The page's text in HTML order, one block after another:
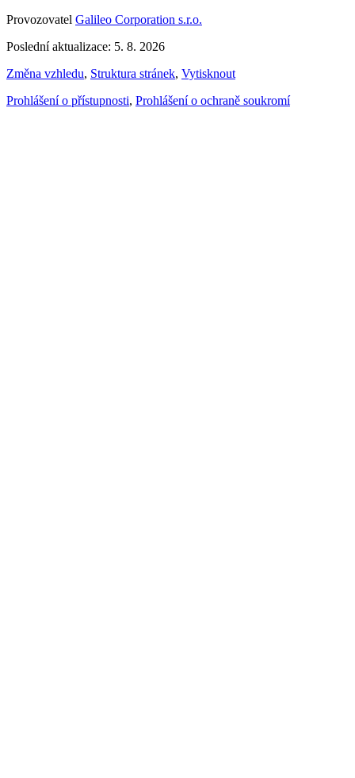
Provozovatel Galileo Corporation s.r.o.
Poslední aktualizace: 5. 8. 2026
Změna vzhledu, Struktura stránek, Vytisknout
Prohlášení o přístupnosti, Prohlášení o ochraně soukromí